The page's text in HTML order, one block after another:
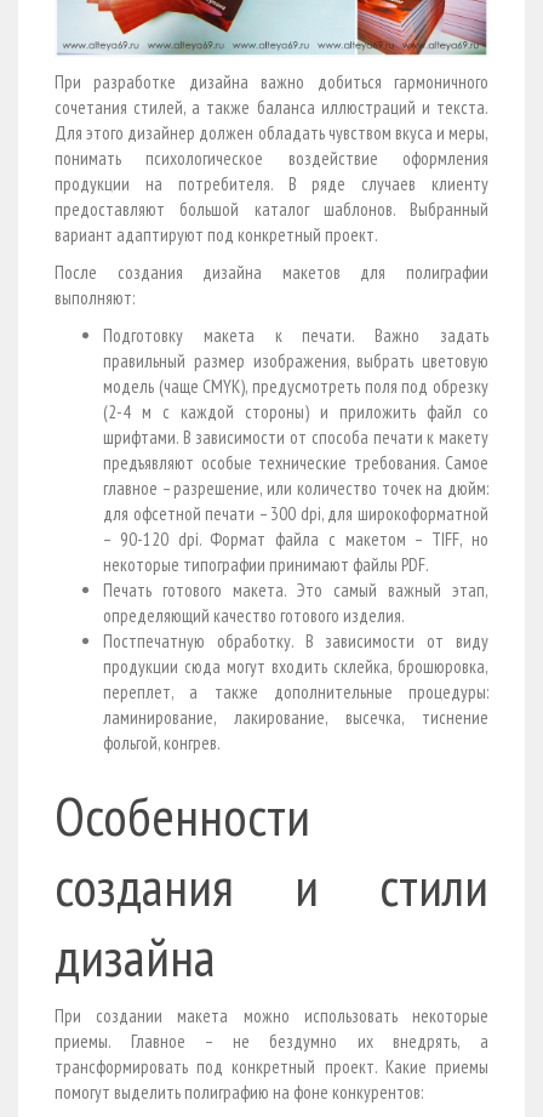
При разработке дизайна важно добиться гармоничного
сочетания стилей, а также баланса иллюстраций и текста.
Для этого дизайнер должен обладать чувством вкуса и меры,
понимать психологическое воздействие оформления
продукции на потребителя. В ряде случаев клиенту
предоставляют большой каталог шаблонов. Выбранный
вариант адаптируют под конкретный проект.
После создания дизайна макетов для полиграфии
выполняют:
Подготовку макета к печати. Важно задать
правильный размер изображения, выбрать цветовую
модель (чаще CMYK), предусмотреть поля под обрезку
(2-4 м с каждой стороны) и приложить файл со
шрифтами. В зависимости от способа печати к макету
предъявляют особые технические требования. Самое
главное – разрешение, или количество точек на дюйм:
для офсетной печати – 300 dpi, для широкоформатной
– 90-120 dpi. Формат файла с макетом – TIFF, но
некоторые типографии принимают файлы PDF.
Печать готового макета. Это самый важный этап,
определяющий качество готового изделия.
Постпечатную обработку. В зависимости от виду
продукции сюда могут входить склейка, брошюровка,
переплет, а также дополнительные процедуры:
ламинирование, лакирование, высечка, тиснение
фольгой, конгрев.
Особенности
создания и стили
дизайна
При создании макета можно использовать некоторые
приемы. Главное – не бездумно их внедрять, а
трансформировать под конкретный проект. Какие приемы
помогут выделить полиграфию на фоне конкурентов: